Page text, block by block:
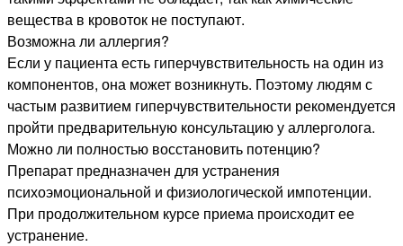
вещества в кровоток не поступают.
Возможна ли аллергия?
Если у пациента есть гиперчувствительность на один из
компонентов, она может возникнуть. Поэтому людям с
частым развитием гиперчувствительности рекомендуется
пройти предварительную консультацию у аллерголога.
Можно ли полностью восстановить потенцию?
Препарат предназначен для устранения
психоэмоциональной и физиологической импотенции.
При продолжительном курсе приема происходит ее
устранение.